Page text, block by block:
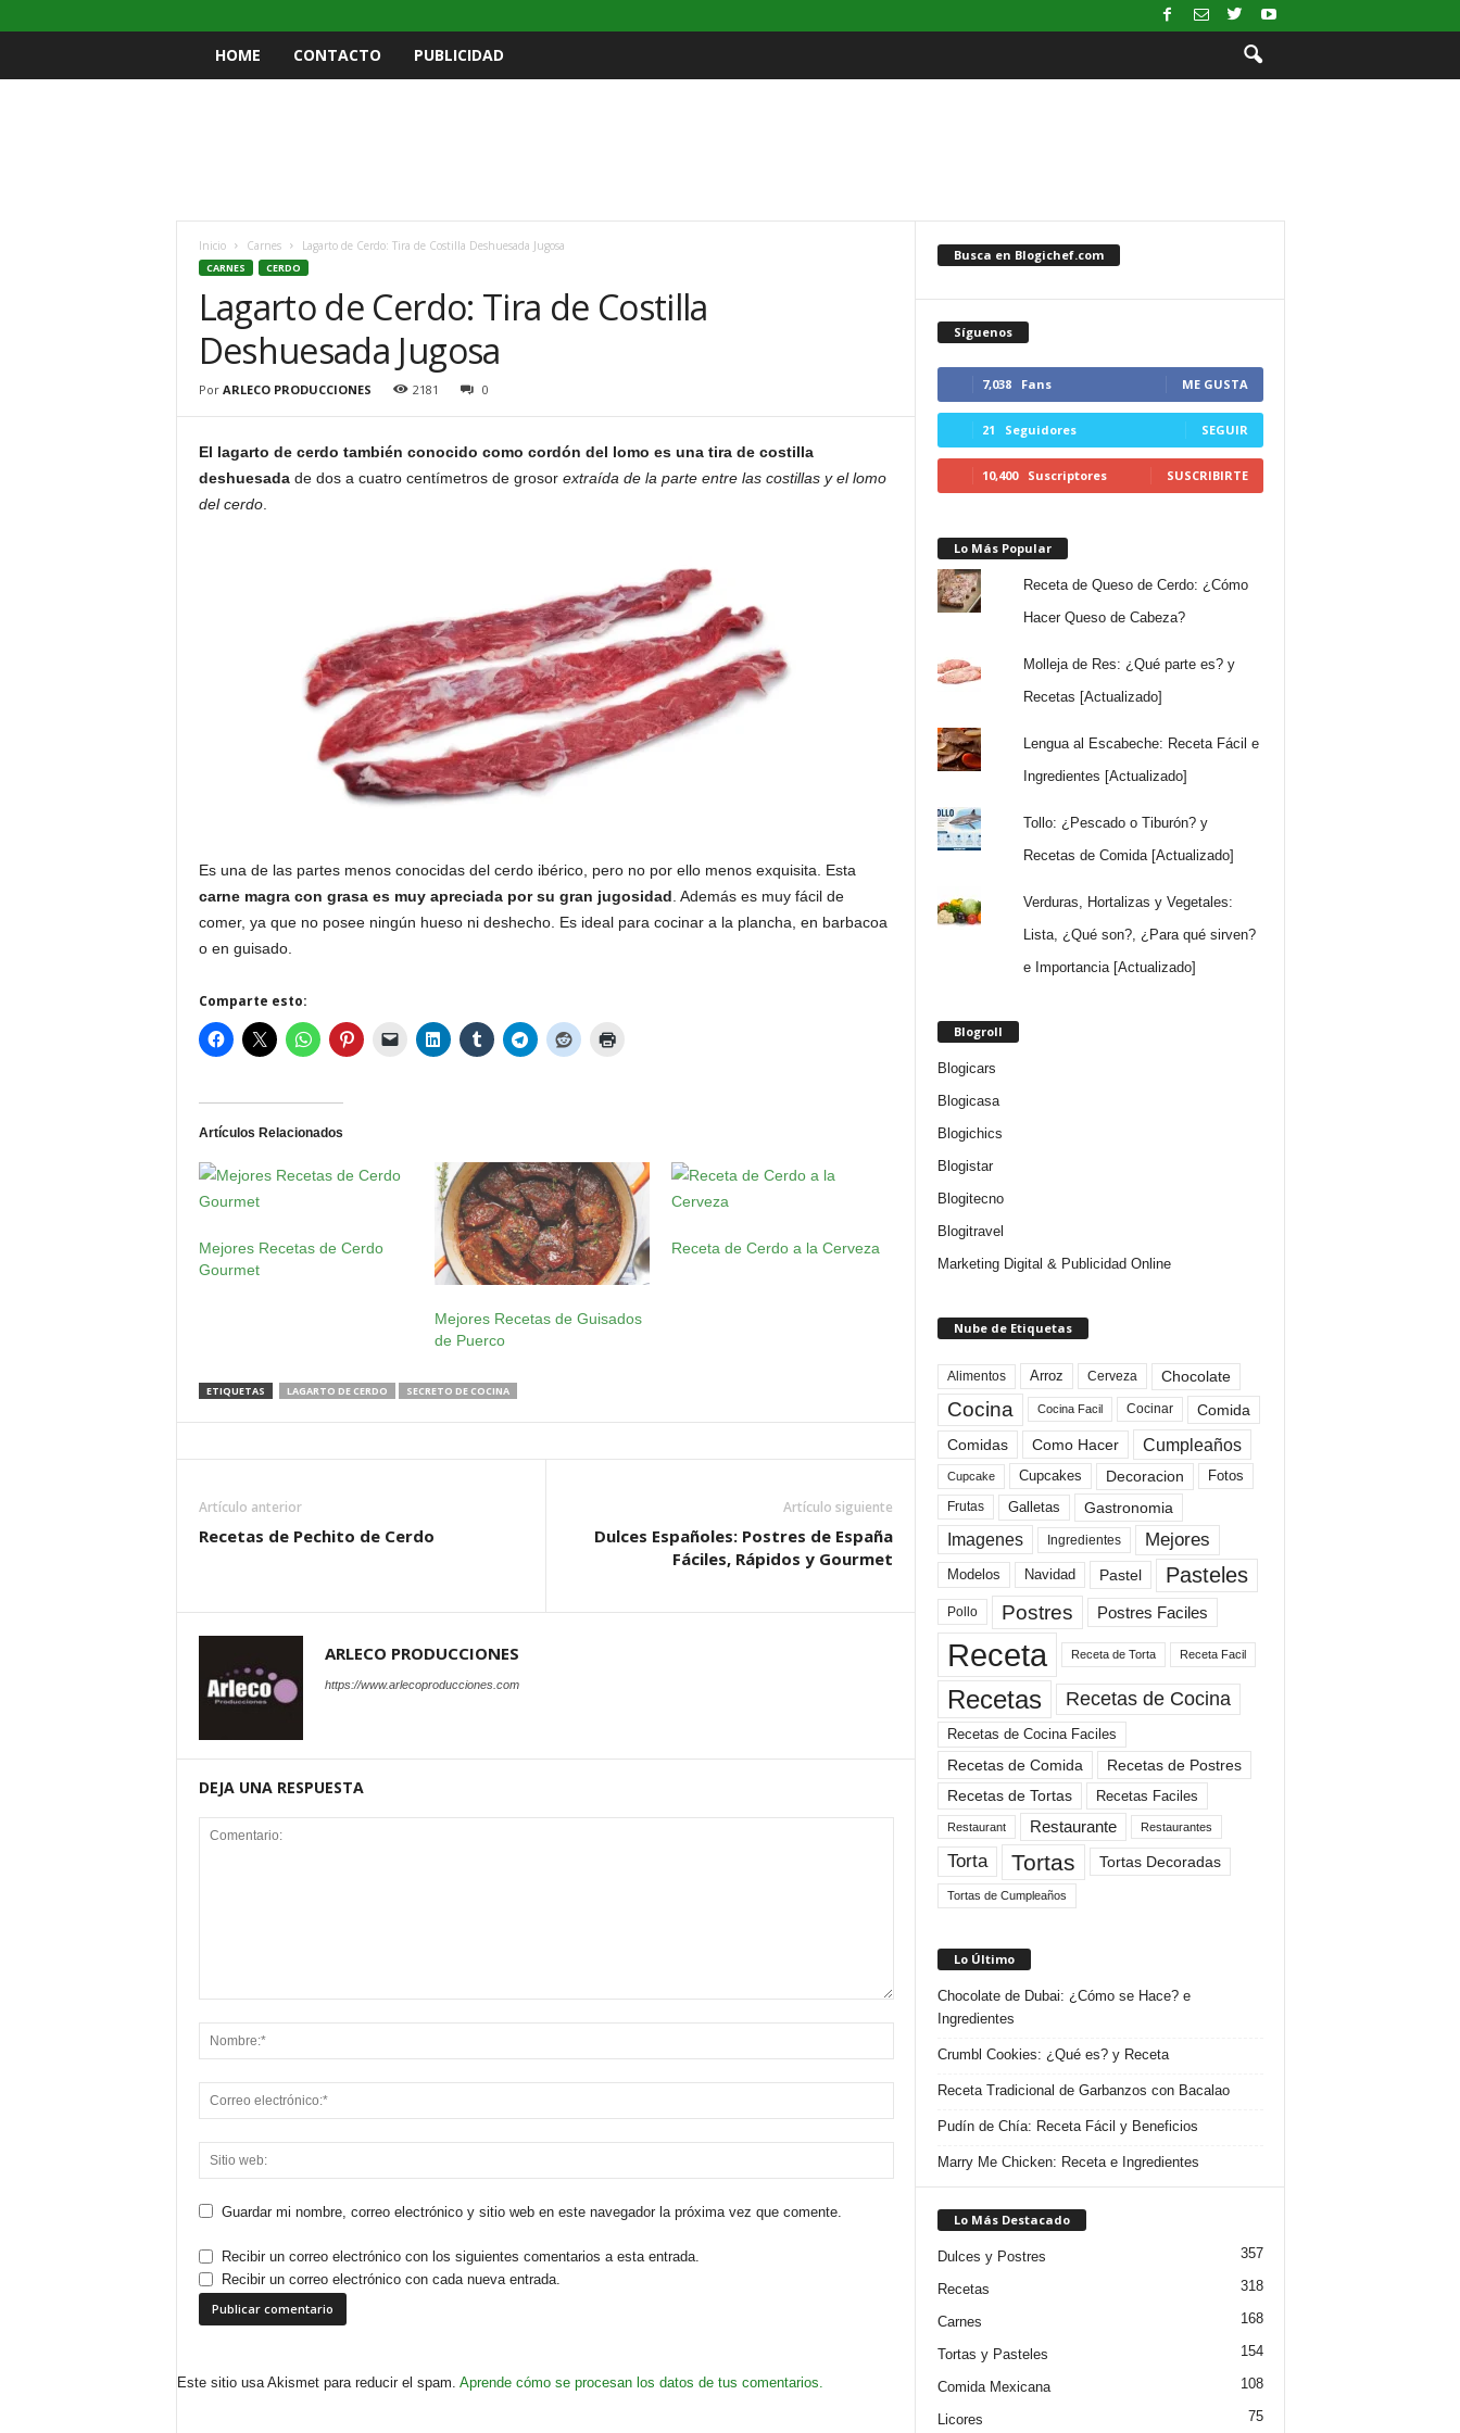
HOME CONTACTO PUBLICIDAD
Inicio Carnes Lagarto de Cerdo: Tira de Costilla Deshuesada Jugosa
CARNES CERDO
Lagarto de Cerdo: Tira de Costilla
Deshuesada Jugosa
Por ARLECO PRODUCCIONES 2181 0
El lagarto de cerdo también conocido como cordón del lomo es una tira de costilla
deshuesadade dos a cuatro centímetros de grosor extraída de la parte entre las costillas y el lomo
del cerdo.
Es una de las partes menos conocidas del cerdo ibérico, pero no por ello menos exquisita. Esta
carne magra con grasa es muy apreciada por su gran jugosidad . Además es muy fácil de
comer, ya que no posee ningún hueso ni deshecho. Es ideal para cocinar a la plancha, en barbacoa
o en guisado.
Comparte esto:
Artículos Relacionados
Mejores Recetas de Cerdo
Gourmet
Mejores Recetas de Guisados
de Puerco
Receta de Cerdo a la Cerveza
ETIQUETAS LAGARTO DE CERDO SECRETO DE COCINA
Artículo anterior
Recetas de Pechito de Cerdo
Artículo siguiente
Dulces Españoles: Postres de España
Fáciles, Rápidos y Gourmet
ARLECO PRODUCCIONES
https://www.arlecoproducciones.com
DEJA UNA RESPUESTA
Guardar mi nombre, correo electrónico y sitio web en este navegador la próxima vez que comente.
Recibir un correo electrónico con los siguientes comentarios a esta entrada.
Recibir un correo electrónico con cada nueva entrada.
Este sitio usa Akismet para reducir el spam. Aprende cómo se procesan los datos de tus comentarios.
Busca en Blogichef.com
Síguenos
7,038 Fans ME GUSTA
21 Seguidores SEGUIR
10,400 Suscriptores SUSCRIBIRTE
Lo Más Popular
Receta de Queso de Cerdo: ¿Cómo
Hacer Queso de Cabeza?
Molleja de Res: ¿Qué parte es? y
Recetas [Actualizado]
Lengua al Escabeche: Receta Fácil e
Ingredientes [Actualizado]
Tollo: ¿Pescado o Tiburón? y
Recetas de Comida [Actualizado]
Verduras, Hortalizas y Vegetales:
Lista, ¿Qué son?, ¿Para qué sirven?
e Importancia [Actualizado]
Blogroll
Blogicars
Blogicasa
Blogichics
Blogistar
Blogitecno
Blogitravel
Marketing Digital & Publicidad Online
Nube de Etiquetas
Alimentos Arroz Cerveza Chocolate
Cocina Cocina Facil Cocinar
Comida
Comidas
Como Hacer Cumpleaños
Cupcake Cupcakes Decoracion Fotos
Frutas Galletas Gastronomia
Imagenes Ingredientes Mejores
Modelos Navidad Pastel Pasteles
Pollo Postres Postres Faciles
Receta Receta de Torta Receta Facil
Recetas Recetas de Cocina
Recetas de Cocina Faciles
Recetas de Comida
Recetas de Postres
Recetas de Tortas
Recetas Faciles
Restaurant Restaurante Restaurantes
Torta Tortas Tortas Decoradas
Tortas de Cumpleaños
Lo Último
Chocolate de Dubai: ¿Cómo se Hace? e
Ingredientes
Crumbl Cookies: ¿Qué es? y Receta
Receta Tradicional de Garbanzos con Bacalao
Pudín de Chía: Receta Fácil y Beneficios
Marry Me Chicken: Receta e Ingredientes
Lo Más Destacado
Dulces y Postres 357
Recetas 318
Carnes 168
Tortas y Pasteles 154
Comida Mexicana 108
Licores 75